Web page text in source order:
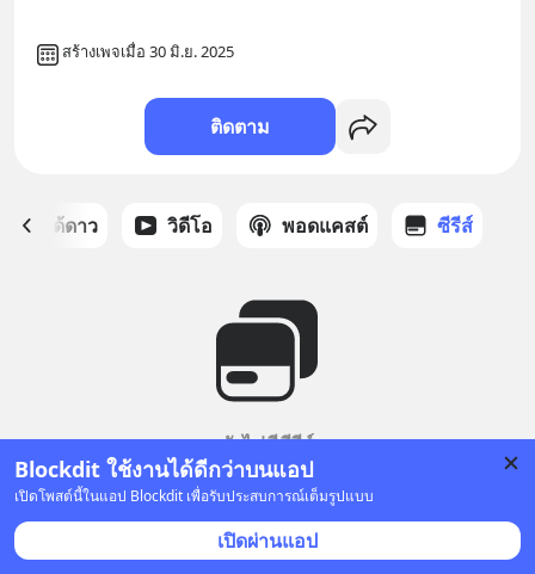
Blockdit ใช้งานได้ดีกว่าบนแอป
เปิดโพสต์นี้ในแอป Blockdit เพื่อรับประสบการณ์เต็มรูปแบบ
เปิดผ่านแอป
สร้างเพจเมื่อ 30 มิ.ย. 2025
ติดตาม
สต์ที่ได้ดาว วิดีโอ พอดแคสต์ ซีรีส์
ยังไม่มีซีรีส์